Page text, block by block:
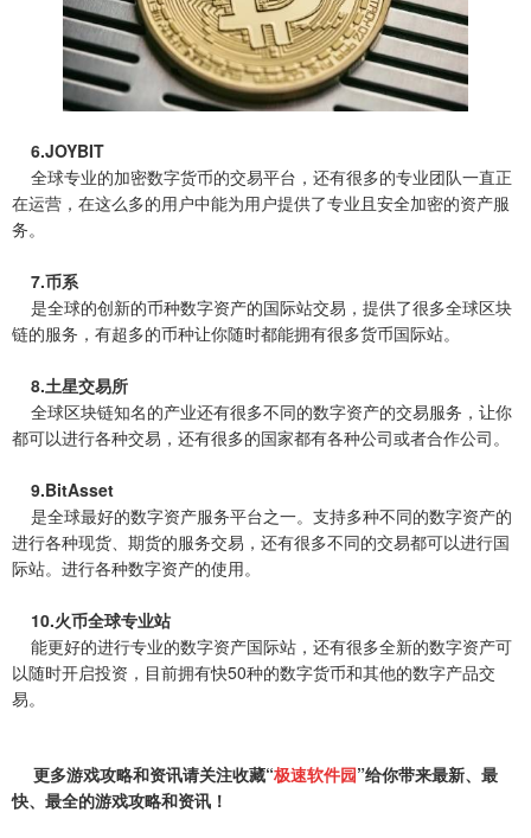
6.JOYBIT
全球专业的加密数字货币的交易平台，还有很多的专业团队一直正
在运营，在这么多的用户中能为用户提供了专业且安全加密的资产服
务。
7.币系
是全球的创新的币种数字资产的国际站交易，提供了很多全球区块
链的服务，有超多的币种让你随时都能拥有很多货币国际站。
8.土星交易所
全球区块链知名的产业还有很多不同的数字资产的交易服务，让你
都可以进行各种交易，还有很多的国家都有各种公司或者合作公司。
9.BitAsset
是全球最好的数字资产服务平台之一。支持多种不同的数字资产的
进行各种现货、期货的服务交易，还有很多不同的交易都可以进行国
际站。进行各种数字资产的使用。
10.火币全球专业站
能更好的进行专业的数字资产国际站，还有很多全新的数字资产可
以随时开启投资，目前拥有快50种的数字货币和其他的数字产品交
易。
更多游戏攻略和资讯请关注收藏“极速软件园”给你带来最新、最
快、最全的游戏攻略和资讯！